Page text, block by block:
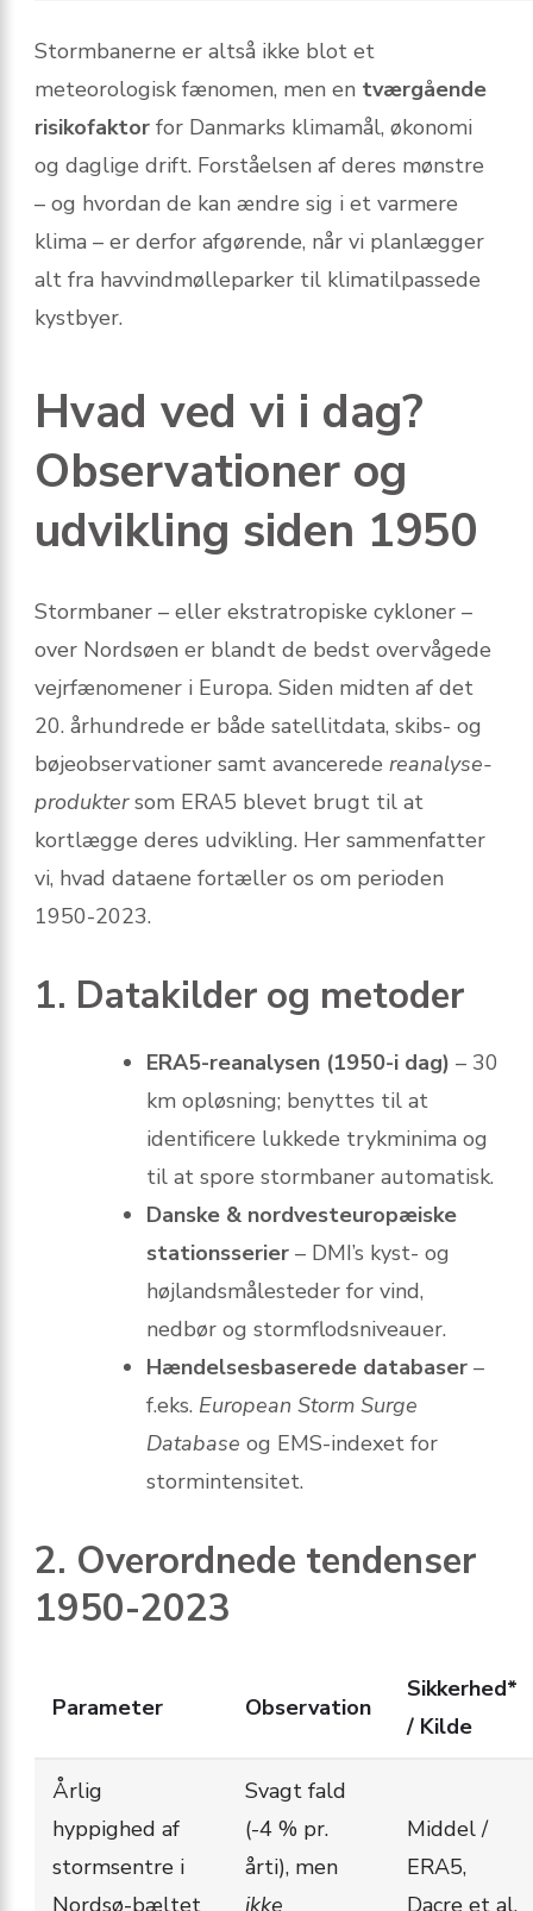
Stormbanerne er altså ikke blot et
meteorologisk fænomen, men en tværgående
risikofaktor for Danmarks klimamål, økonomi
og daglige drift. Forståelsen af deres mønstre
– og hvordan de kan ændre sig i et varmere
klima – er derfor afgørende, når vi planlægger
alt fra havvindmølleparker til klimatilpassede
kystbyer.
Hvad ved vi i dag?
Observationer og
udvikling siden 1950
Stormbaner – eller ekstratropiske cykloner –
over Nordsøen er blandt de bedst overvågede
vejrfænomener i Europa. Siden midten af ​​det
20. århundrede er både satellitdata, skibs- og
bøjeobservationer samt avancerede reanalyse-
produktersom ERA5 blevet brugt til at
kortlægge deres udvikling. Her sammenfatter
vi, hvad dataene fortæller os om perioden
1950-2023.
1. Datakilder og metoder
ERA5-reanalysen (1950-i dag) – 30
km opløsning; benyttes til at
identificere lukkede trykminima og
til at spore stormbaner automatisk.
Danske & nordvesteuropæiske
stationsserier – DMI’s kyst- og
højlandsmålesteder for vind,
nedbør og stormflodsniveauer.
Hændelsesbaserede databaser –
f.eks. European Storm Surge
Database og EMS-indexet for
stormintensitet.
2. Overordnede tendenser
1950-2023
Parameter Observation
Sikkerhed*
/ Kilde
Årlig
hyppighed af
stormsentre i
Nordsø-bæltet
Svagt fald
(-4 % pr.
årti), men
ikke
Middel /
ERA5,
Dacre et al.